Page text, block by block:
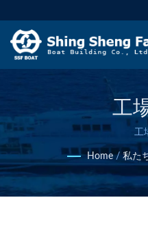
工
工
Home / 私た